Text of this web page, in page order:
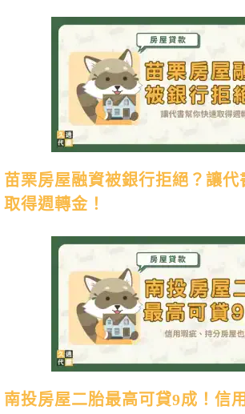
苗栗房屋融資被銀行拒絕？讓代
取得週轉金！
南投房屋二胎最高可貸9成！信